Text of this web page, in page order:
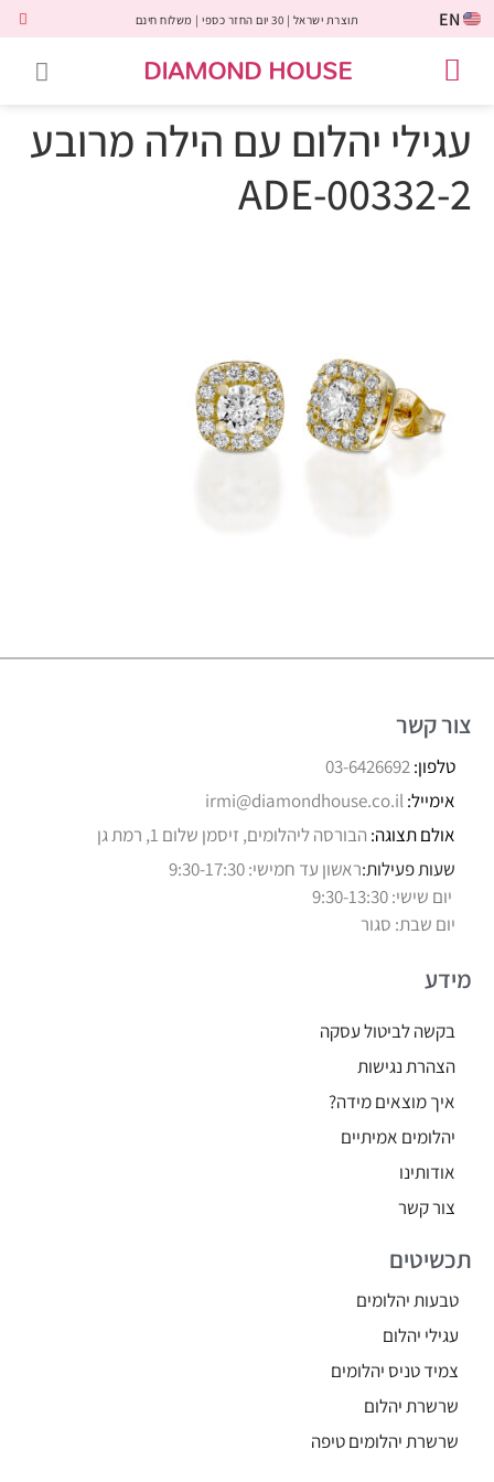
EN תוצרת ישראל | 30 יום החזר כספי | משלוח חינם
DIAMOND HOUSE
עגילי יהלום עם הילה מרובע
ADE-00332-2
צור קשר
טלפון:03-6426692
אימייל:irmi@diamondhouse.co.il
אולם תצוגה: הבורסה ליהלומים, זיסמן שלום 1, רמת גן
שעות פעילות:ראשון עד חמישי: 9:30-17:30
יום שישי: 9:30-13:30
יום שבת: סגור
מידע
בקשה לביטול עסקה
הצהרת נגישות
איך מוצאים מידה?
יהלומים אמיתיים
אודותינו
צור קשר
תכשיטים
טבעות יהלומים
עגילי יהלום
צמיד טניס יהלומים
שרשרת יהלום
שרשרת יהלומים טיפה